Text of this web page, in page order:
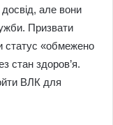
досвід, але вони
Призвати
статус «обмежено
стан здоров’я.
ВЛК для